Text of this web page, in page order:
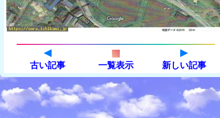
古い記事 一覧表示 新しい記事